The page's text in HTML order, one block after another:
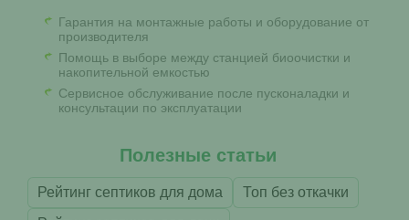
Гарантия на монтажные работы и оборудование от
производителя
Помощь в выборе между станцией биоочистки и
накопительной емкостью
Сервисное обслуживание после пусконаладки и
консультации по эксплуатации
Полезные статьи
Рейтинг септиков для дома
Топ без откачки